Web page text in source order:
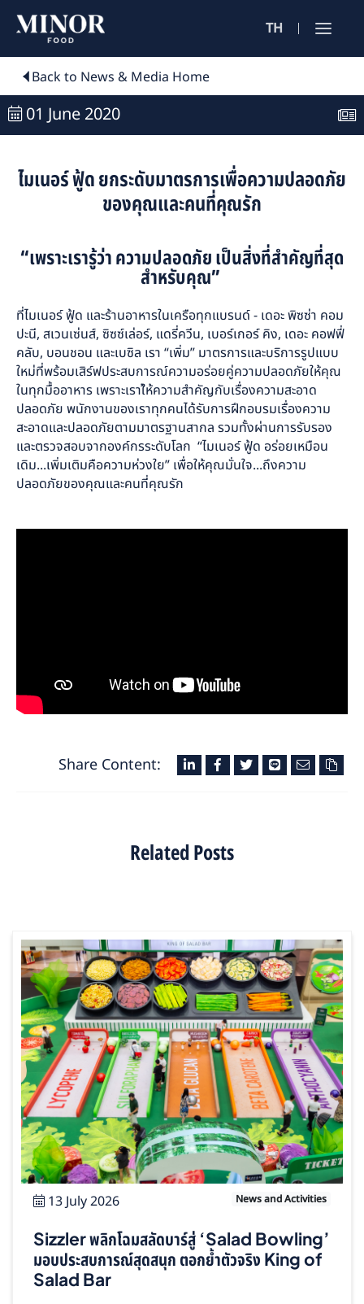
Back to News & Media Home
01 June 2020
ไมเนอร์ ฟู้ด ยกระดับมาตรการเพื่อความปลอดภัย
ของคุณและคนที่คุณรัก
“เพราะเรารู้ว่า ความปลอดภัย เป็นสิ่งที่สำคัญที่สุด
สำหรับคุณ”
ที่ไมเนอร์ ฟู้ด และร้านอาหารในเครือทุกแบรนด์ - เดอะ พิซซ่า คอม
ปะนี, สเวนเซ่นส์, ซิซซ์เล่อร์, แดรี่ควีน, เบอร์เกอร์ คิง, เดอะ คอฟฟี่
คลับ, บอนชอน และเบซิล เรา “เพิ่ม” มาตรการและบริการรูปแบบ
ใหม่ที่พร้อมเสิร์ฟประสบการณ์ความอร่อยคู่ความปลอดภัยให้คุณ
ในทุกมื้ออาหาร เพราะเราใ้ห้ความสำคัญกับเรื่องความสะอาด
ปลอดภัย พนักงานของเราทุกคนได้รับการฝึกอบรมเรื่องความ
สะอาดและปลอดภัยตามมาตรฐานสากล รวมทั้งผ่านการรับรอง
และตรวจสอบจากองค์กรระดับโลก “ไมเนอร์ ฟู้ด อร่อยเหมือน
เดิม...เพิ่มเติมคือความห่วงใย” เพื่อให้คุณมั่นใจ...ถึงความ
ปลอดภัยของคุณและคนที่คุณรัก
Share Content:
Related Posts
13 July 2026 News and Activities
Sizzler พลิกโฉมสลัดบาร์สู่ ‘Salad Bowling’
มอบประสบการณ์สุดสนุก ตอกย้ำตัวจริง King of
Salad Bar
Jobs
ค้นหาจากลักษณะ
ค้นหาจากเนื้อหา
TH